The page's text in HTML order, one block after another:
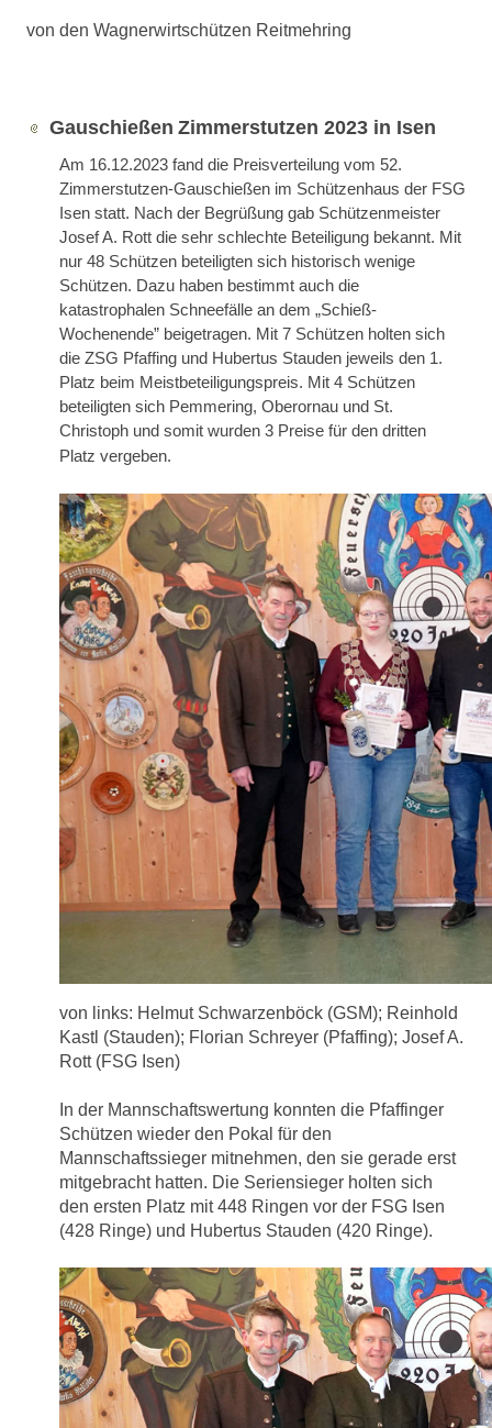
von den Wagnerwirtschützen Reitmehring
Gauschießen Zimmerstutzen 2023 in Isen
Am 16.12.2023 fand die Preisverteilung vom 52.
Zimmerstutzen-Gauschießen im Schützenhaus der FSG
Isen statt. Nach der Begrüßung gab Schützenmeister
Josef A. Rott die sehr schlechte Beteiligung bekannt. Mit
nur 48 Schützen beteiligten sich historisch wenige
Schützen. Dazu haben bestimmt auch die
katastrophalen Schneefälle an dem „Schieß-
Wochenende” beigetragen. Mit 7 Schützen holten sich
die ZSG Pfaffing und Hubertus Stauden jeweils den 1.
Platz beim Meistbeteiligungspreis. Mit 4 Schützen
beteiligten sich Pemmering, Oberornau und St.
Christoph und somit wurden 3 Preise für den dritten
Platz vergeben.
von links: Helmut Schwarzenböck (GSM); Reinhold
Kastl (Stauden); Florian Schreyer (Pfaffing); Josef A.
Rott (FSG Isen)
In der Mannschaftswertung konnten die Pfaffinger
Schützen wieder den Pokal für den
Mannschaftssieger mitnehmen, den sie gerade erst
mitgebracht hatten. Die Seriensieger holten sich
den ersten Platz mit 448 Ringen vor der FSG Isen
(428 Ringe) und Hubertus Stauden (420 Ringe).